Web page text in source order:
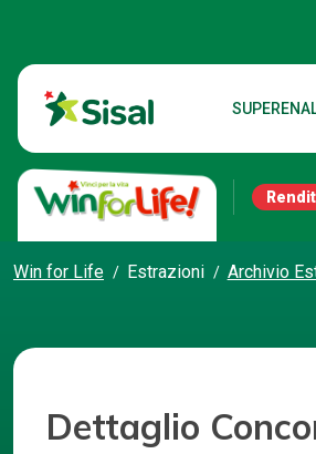
Win for Life Estrazioni Archivio
Dettaglio